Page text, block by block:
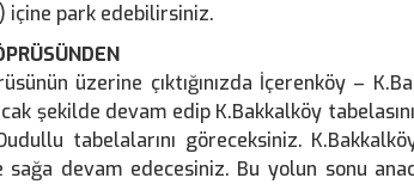
içine park edebilirsiniz.
üzerine çıktığınızda İçerenköy –
şekilde devam edip K.Bakkalköy
tabelalarını göreceksiniz.
sağa devam edecesiniz. Bu yolun sonu